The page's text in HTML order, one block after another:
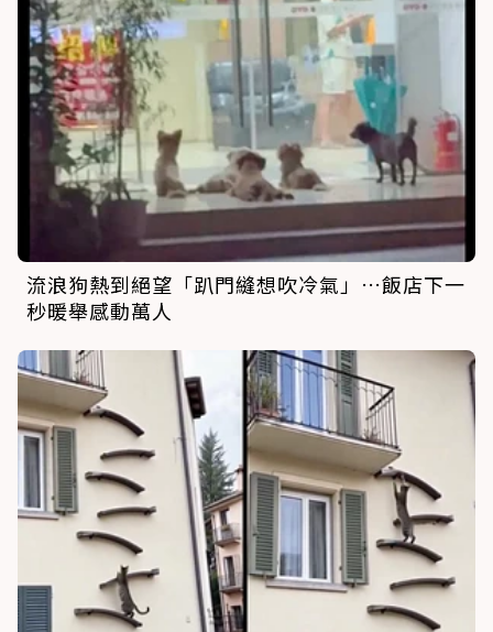
流浪狗熱到絕望「趴門縫想吹冷氣」…飯店下一
秒暖舉感動萬人